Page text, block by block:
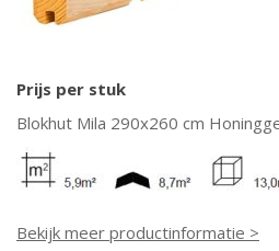
Prijs per stuk
Blokhut Mila 290x260 cm
Bekijk meer productinformatie >